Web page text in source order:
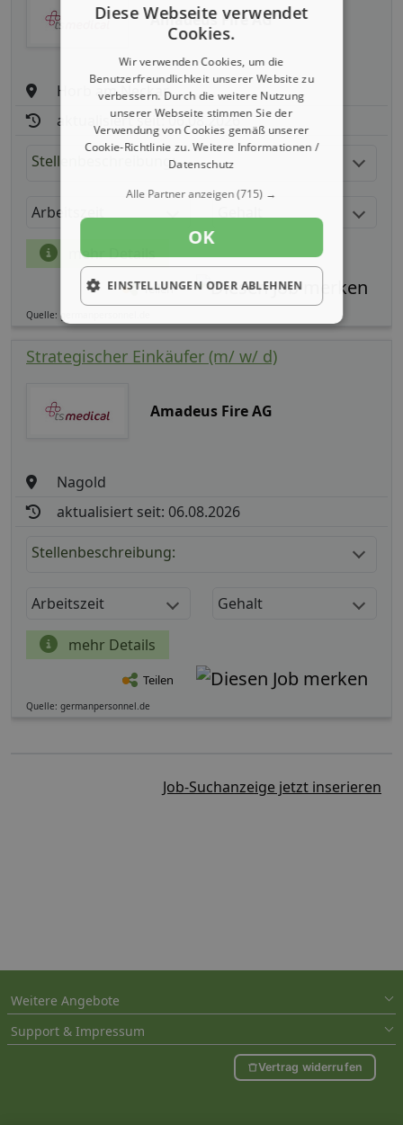
Amadeus Fire AG
Horb am Neckar
aktualisiert seit: 06.08.2026
Stellenbeschreibung:
Arbeitszeit
mehr Details
Teilen
Quelle: germanpersonnel.de
Strategischer Einkäufer (m/ w/ d)
Amadeus Fire AG
Nagold
aktualisiert seit: 06.08.2026
Stellenbeschreibung:
Arbeitszeit Gehalt
mehr Details
Teilen
Quelle: germanpersonnel.de
Job-Suchanzeige jetzt inserieren
Weitere Angebote
Support & Impressum
Vertrag widerrufen
Diese Webseite verwendet
Cookies.
Wir verwenden Cookies, um die
Benutzerfreundlichkeit unserer Website zu
verbessern. Durch die weitere Nutzung
unserer Webseite stimmen Sie der
Verwendung von Cookies gemäß unserer
Cookie-Richtlinie zu.Weitere Informationen /
Datenschutz
Alle Partner anzeigen(715) →
OK
EINSTELLUNGEN ODER ABLEHNEN